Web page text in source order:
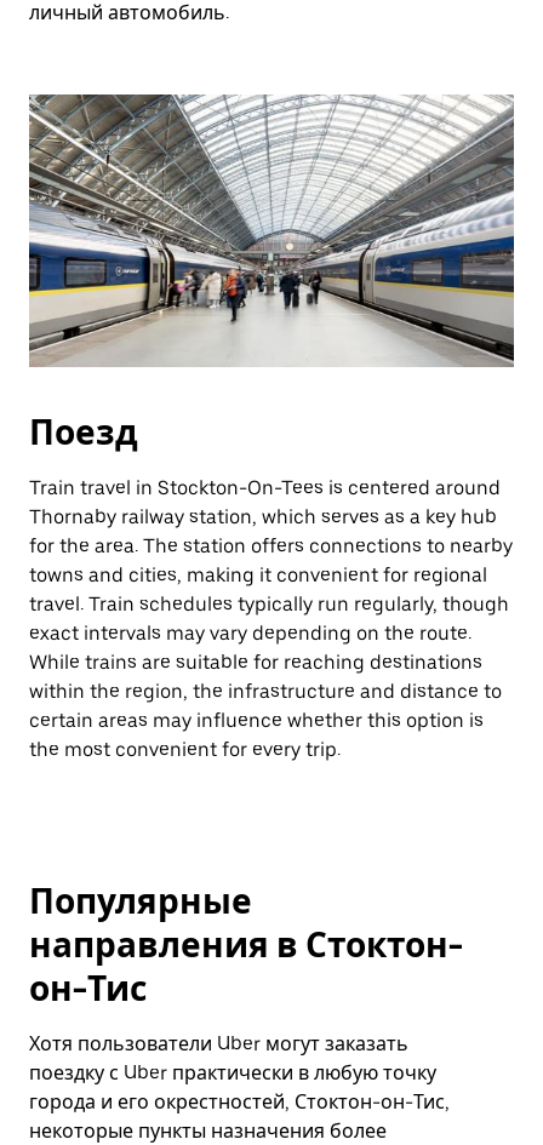
личный автомобиль.
Поезд
Train travel in Stockton-On-Tees is centered around
Thornaby railway station, which serves as a key hub
for the area. The station offers connections to nearby
towns and cities, making it convenient for regional
travel. Train schedules typically run regularly, though
exact intervals may vary depending on the route.
While trains are suitable for reaching destinations
within the region, the infrastructure and distance to
certain areas may influence whether this option is
the most convenient for every trip.
Популярные
направления в Стоктон-
он-Тис
Хотя пользователи Uber могут заказать
поездку с Uber практически в любую точку
города и его окрестностей, Стоктон-он-Тис,
некоторые пункты назначения более